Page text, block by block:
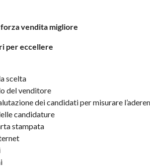
vendita migliore
per eccellere
scelta
del venditore
dei candidati per misurare
candidature
stampata